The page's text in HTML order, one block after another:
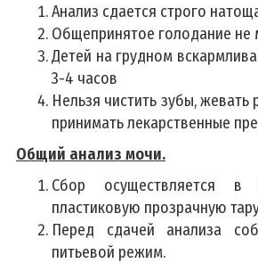
Анализ сдается строго
Общепринятое голодание не
Детей на грудном
3-4 часов
Нельзя чистить зубы, жевать
принимать лекарственные
Общий анализ мочи.
Сбор осуществляется в
пластиковую прозрачную
Перед сдачей анализа
питьевой режим.